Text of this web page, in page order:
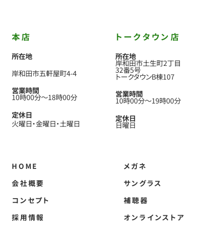
本店
所在地
岸和田市五軒屋町4-4
営業時間
10時00分〜18時00分
定休日
火曜日 金曜日 土曜日
トークタウン店
所在地
岸和田市土生町2丁目
32番5号
トークタウンB棟107
営業時間
10時00分〜19時00分
定休日
日曜日
HOME
会社概要
コンセプト
採用情報
メガネ
サングラス
補聴器
オンラインストア